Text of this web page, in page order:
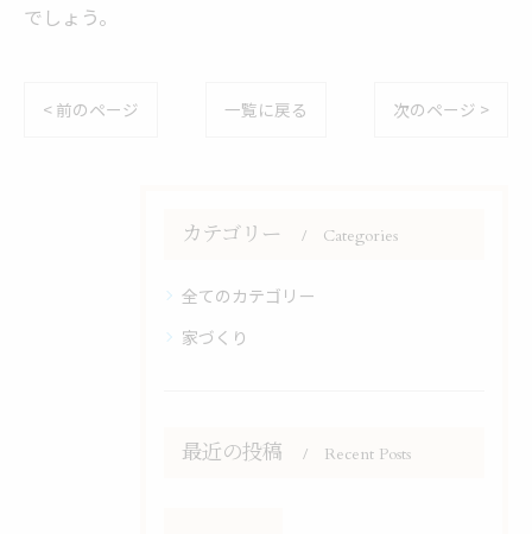
でしょう。
< 前のページ 一覧に戻る 次のページ >
カテゴリー Categories
全てのカテゴリー
家づくり
最近の投稿 Recent Posts